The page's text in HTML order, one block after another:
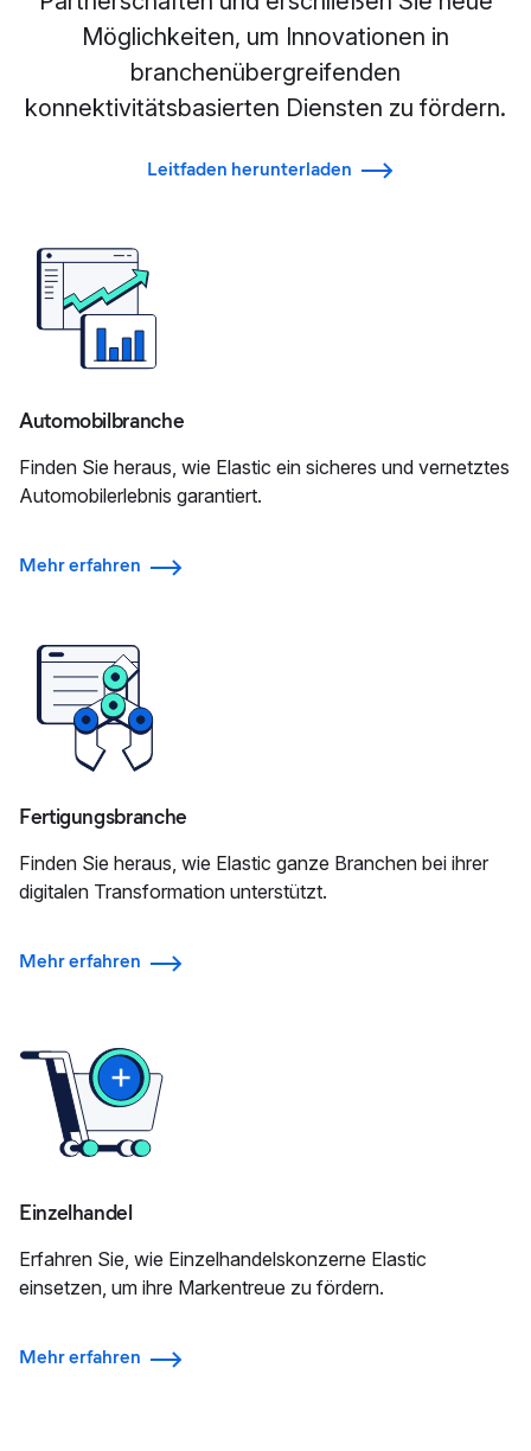
Möglichkeiten, um Innovationen in
branchenübergreifenden
konnektivitätsbasierten Diensten zu fördern.
Leitfaden herunterladen
Automobilbranche
Finden Sie heraus, wie Elastic ein sicheres und vernetztes
Automobilerlebnis garantiert.
Mehr erfahren
Fertigungsbranche
Finden Sie heraus, wie Elastic ganze Branchen bei ihrer
digitalen Transformation unterstützt.
Mehr erfahren
Einzelhandel
Erfahren Sie, wie Einzelhandelskonzerne Elastic
einsetzen, um ihre Markentreue zu fördern.
Mehr erfahren